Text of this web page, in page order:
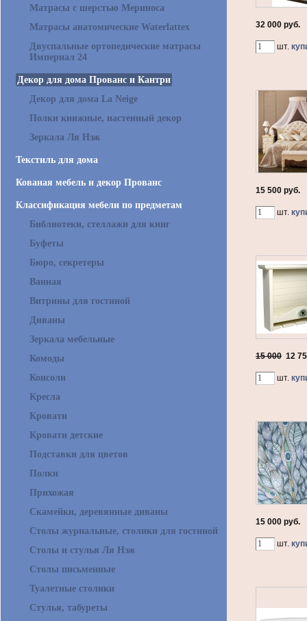
Матрасы с шерстью Мериноса
Матрасы анатомические Waterlattex
Двуспальные ортопедические матрасы
Империал 24
Декор для дома Прованс и Кантри
Декор для дома La Neige
Полки книжные, настенный декор
Зеркала Ля Нэж
Текстиль для дома
Кованая мебель и декор Прованс
Классификация мебели по предметам
Библиотеки, стеллажи для книг
Буфеты
Бюро, секретеры
Ванная
Витрины для гостиной
Диваны
Зеркала мебельные
Комоды
Консоли
Кресла
Кровати
Кровати детские
Подставки для цветов
Полки
Прихожая
Скамейки, деревянные диваны
Столы журнальные, столики для гостиной
Столы и стулья Ля Нэж
Столы письменные
Туалетные столики
Стулья, табуреты
32 000 руб.
шт.
15 500 руб.
шт.
15 000 12
шт.
15 000 руб.
шт.